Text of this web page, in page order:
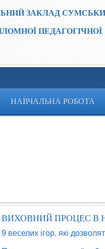
ЗАКЛАД
ПЕДАГОГІЧНОЇ
НАВЧАЛЬНА РОБОТА
ВИХОВНИЙ ПРОЦЕС В
9 веселих ігор, які